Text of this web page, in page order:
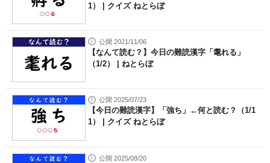
1） | クイズ ねとらぼ
公開 2021/11/06
【なんて読む？】今日の難読漢字「耄れる」
（1/2） | ねとらぼ
公開 2025/07/23
【今日の難読漢字】「強ち」←何と読む？（1/1
1） | クイズ ねとらぼ
公開 2025/08/20